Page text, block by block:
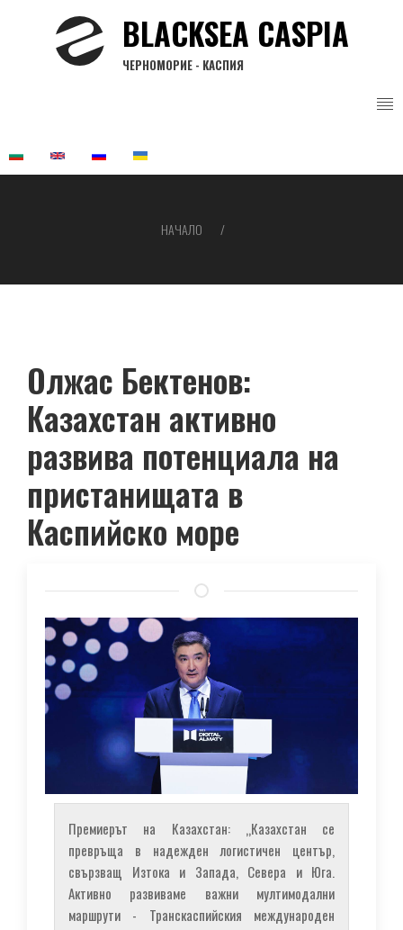
BLACKSEA CASPIA
ЧЕРНОМОРИЕ - КАСПИЯ
НАЧАЛО
Олжас Бектенов:
Казахстан активно
развива потенциала на
пристанищата в
Каспийско море
Премиерът на Казахстан: „Казахстан се
превръща в надежден логистичен център,
свързващ Изтока и Запада, Севера и Юга.
Активно развиваме важни мултимодални
маршрути - Транскаспийския международен